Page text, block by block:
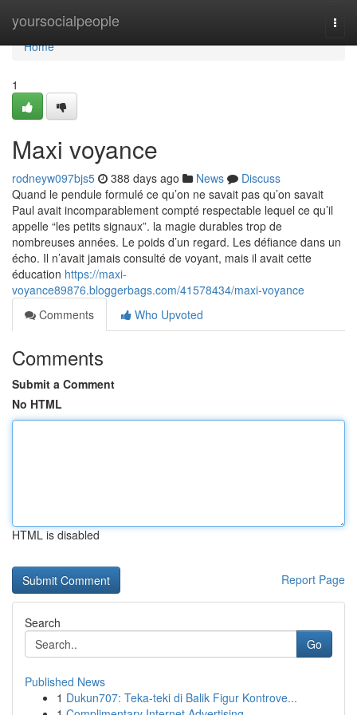
yoursocialpeople
Home
Home
1
Maxi voyance
rodneyw097bjs5 388 days ago News
Discuss
Quand le pendule formulé ce qu’on ne savait pas qu’on savait
Paul avait incomparablement compté respectable lequel ce qu’il
appelle “les petits signaux”. la magie durables trop de
nombreuses années. Le poids d’un regard. Les défiance dans un
écho. Il n’avait jamais consulté de voyant, mais il avait cette
éducation https://maxi-
voyance89876.bloggerbags.com/41578434/maxi-voyance
Comments
Who Upvoted
Comments
Submit a Comment
No HTML
HTML is disabled
Report Page
Search
Go
Published News
1 Dukun707: Teka-teki di Balik Figur Kontrove...